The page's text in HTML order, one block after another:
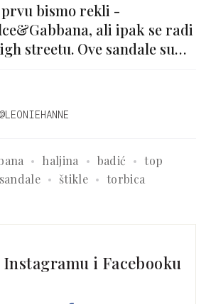
prvu bismo rekli -
ali ipak se radi
streetu. Ove sandale su
haljina badić
top
sandale štikle torbica
i Facebooku